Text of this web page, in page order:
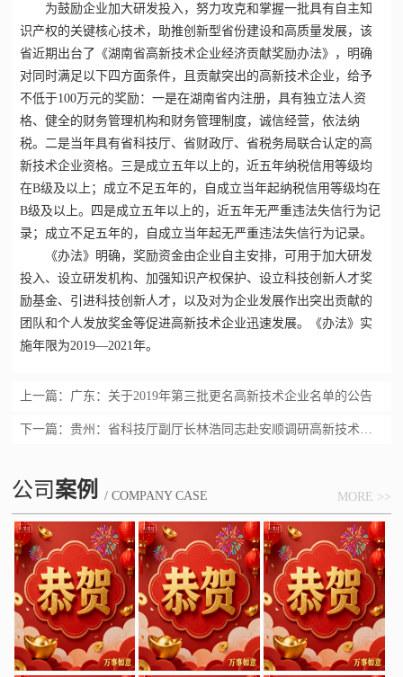
为鼓励企业加大研发投入，努力攻克和掌握一批具有自主知
识产权的关键核心技术，助推创新型省份建设和高质量发展，该
省近期出台了《湖南省高新技术企业经济贡献奖励办法》，明确
对同时满足以下四方面条件，且贡献突出的高新技术企业，给予
不低于100万元的奖励：一是在湖南省内注册，具有独立法人资
格、健全的财务管理机构和财务管理制度，诚信经营，依法纳
税。二是当年具有省科技厅、省财政厅、省税务局联合认定的高
新技术企业资格。三是成立五年以上的，近五年纳税信用等级均
在B级及以上；成立不足五年的，自成立当年起纳税信用等级均在
B级及以上。四是成立五年以上的，近五年无严重违法失信行为记
录；成立不足五年的，自成立当年起无严重违法失信行为记录。
《办法》明确，奖励资金由企业自主安排，可用于加大研发
投入、设立研发机构、加强知识产权保护、设立科技创新人才奖
励基金、引进科技创新人才，以及对为企业发展作出突出贡献的
团队和个人发放奖金等促进高新技术企业迅速发展。《办法》实
施年限为2019—2021年。
上一篇： 广东：关于2019年第三批更名高新技术企业名单的公告
下一篇： 贵州：省科技厅副厅长林浩同志赴安顺调研高新技术企业
公司案例 / COMPANY CASE MORE >>